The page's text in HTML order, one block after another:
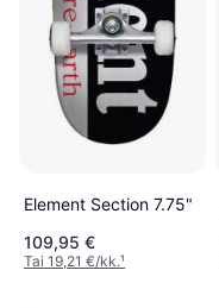
Element Section 7.75"
109,95 €
Tai 19,21 €/kk.¹